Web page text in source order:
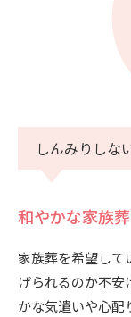
しんみりしな
和やかな家族
家族葬を希望して
げられるのか不
かな気遣いや心配